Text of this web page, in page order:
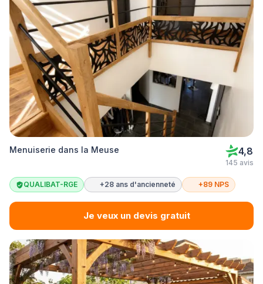
Menuiserie dans la Meuse 4,8
145 avis
QUALIBAT-RGE +28 ans d'ancienneté +89 NPS
Je veux un devis gratuit